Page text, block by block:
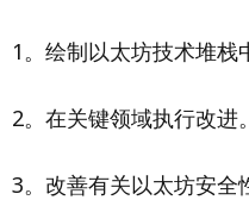
1。绘制以太坊技术堆栈
2。在关键领域执行改进。
3。改善有关以太坊安全